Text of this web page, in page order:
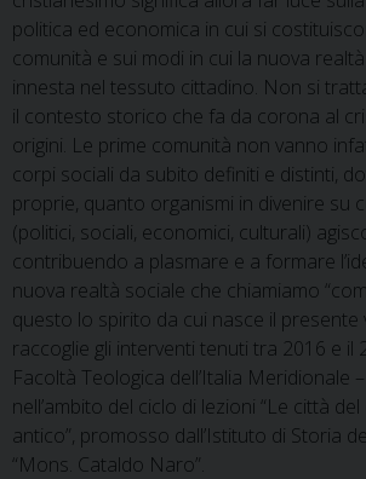
politica ed economica in cui si
comunità e sui modi in cui la nuova
innesta nel tessuto cittadino. Non si
il contesto storico che fa da corona al
origini. Le prime comunità non vanno
corpi sociali da subito definiti e distinti,
proprie, quanto organismi in divenire su
(politici, sociali, economici, culturali)
contribuendo a plasmare e a formare
nuova realtà sociale che chiamiamo
questo lo spirito da cui nasce il presente
raccoglie gli interventi tenuti tra 2016 e il
Facoltà Teologica dell’Italia Meridionale
nell’ambito del ciclo di lezioni “Le città
antico”, promosso dall’Istituto di Storia
“Mons. Cataldo Naro”.